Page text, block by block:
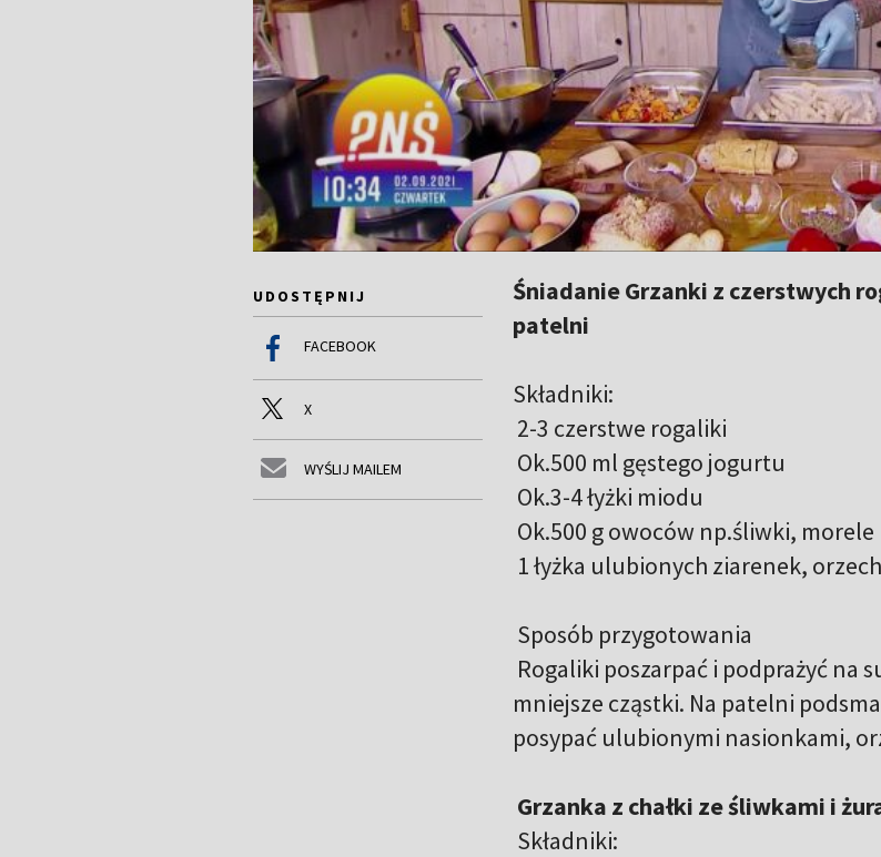
UDOSTĘPNIJ
FACEBOOK
X
WYŚLIJ MAILEM
Śniadanie Grzanki z czerstwych
patelni
Składniki:
2-3 czerstwe rogaliki
Ok.500 ml gęstego jogurtu
Ok.3-4 łyżki miodu
Ok.500 g owoców np.śliwki, morele
1 łyżka ulubionych ziarenek,
Sposób przygotowania
Rogaliki poszarpać i podprażyć na
mniejsze cząstki. Na patelni
posypać ulubionymi nasionkami,
Grzanka z chałki ze śliwkami i
Składniki: